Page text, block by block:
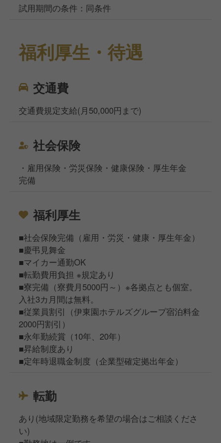
試用期間の条件：同条件
福利厚生・待遇
交通費
交通費規定支給(月50,000円まで)
社会保険
・雇用保険・労災保険・健康保険・厚生年金
完備
福利厚生
■社会保険完備（雇用・労災・健康・厚生年金）
■慶弔見舞金
■マイカー通勤OK
■転勤費用負担 ※規定あり
■寮完備（寮費月5000円～）※各拠点とも個室。
入社3カ月間は無料。
■従業員割引（伊東園ホテルズグループ宿泊料金
2000円割引）
■永年勤続賞（10年、20年）
■昇給制度あり
■定年時退職金制度（企業型確定拠出年金）
転勤
あり(地域限定勤務を希望の場合はご相談くださ
い)